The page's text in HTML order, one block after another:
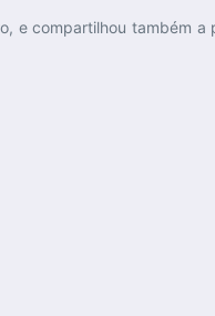
e compartilhou também a